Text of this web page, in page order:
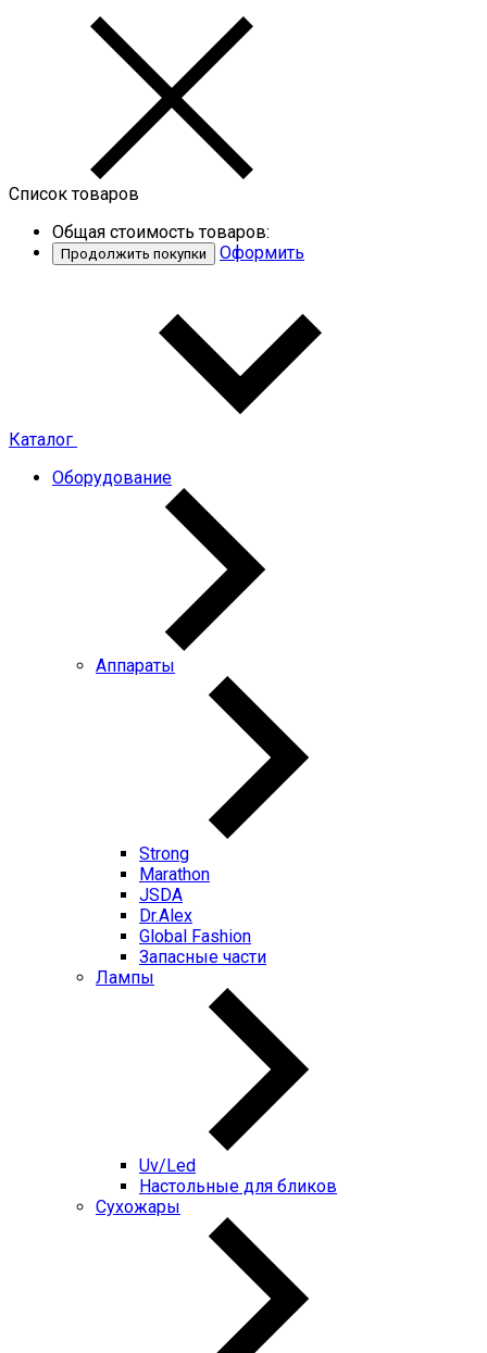
Список товаров
Общая стоимость товаров:
Продолжить покупки Оформить
Каталог
Оборудование
Аппараты
Strong
Marathon
JSDA
Dr.Alex
Global Fashion
Запасные части
Лампы
Uv/Led
Настольные для бликов
Сухожары